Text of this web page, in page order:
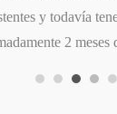
y todavía
2 meses